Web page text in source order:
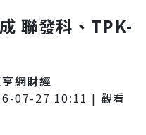
聯發科、TPK-
網財經
07-27 10:11 | 觀看